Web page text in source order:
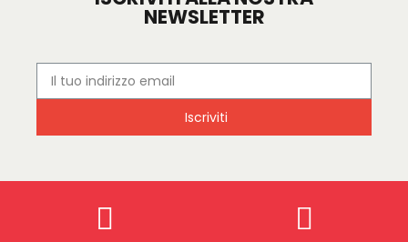
NEWSLETTER
Iscriviti